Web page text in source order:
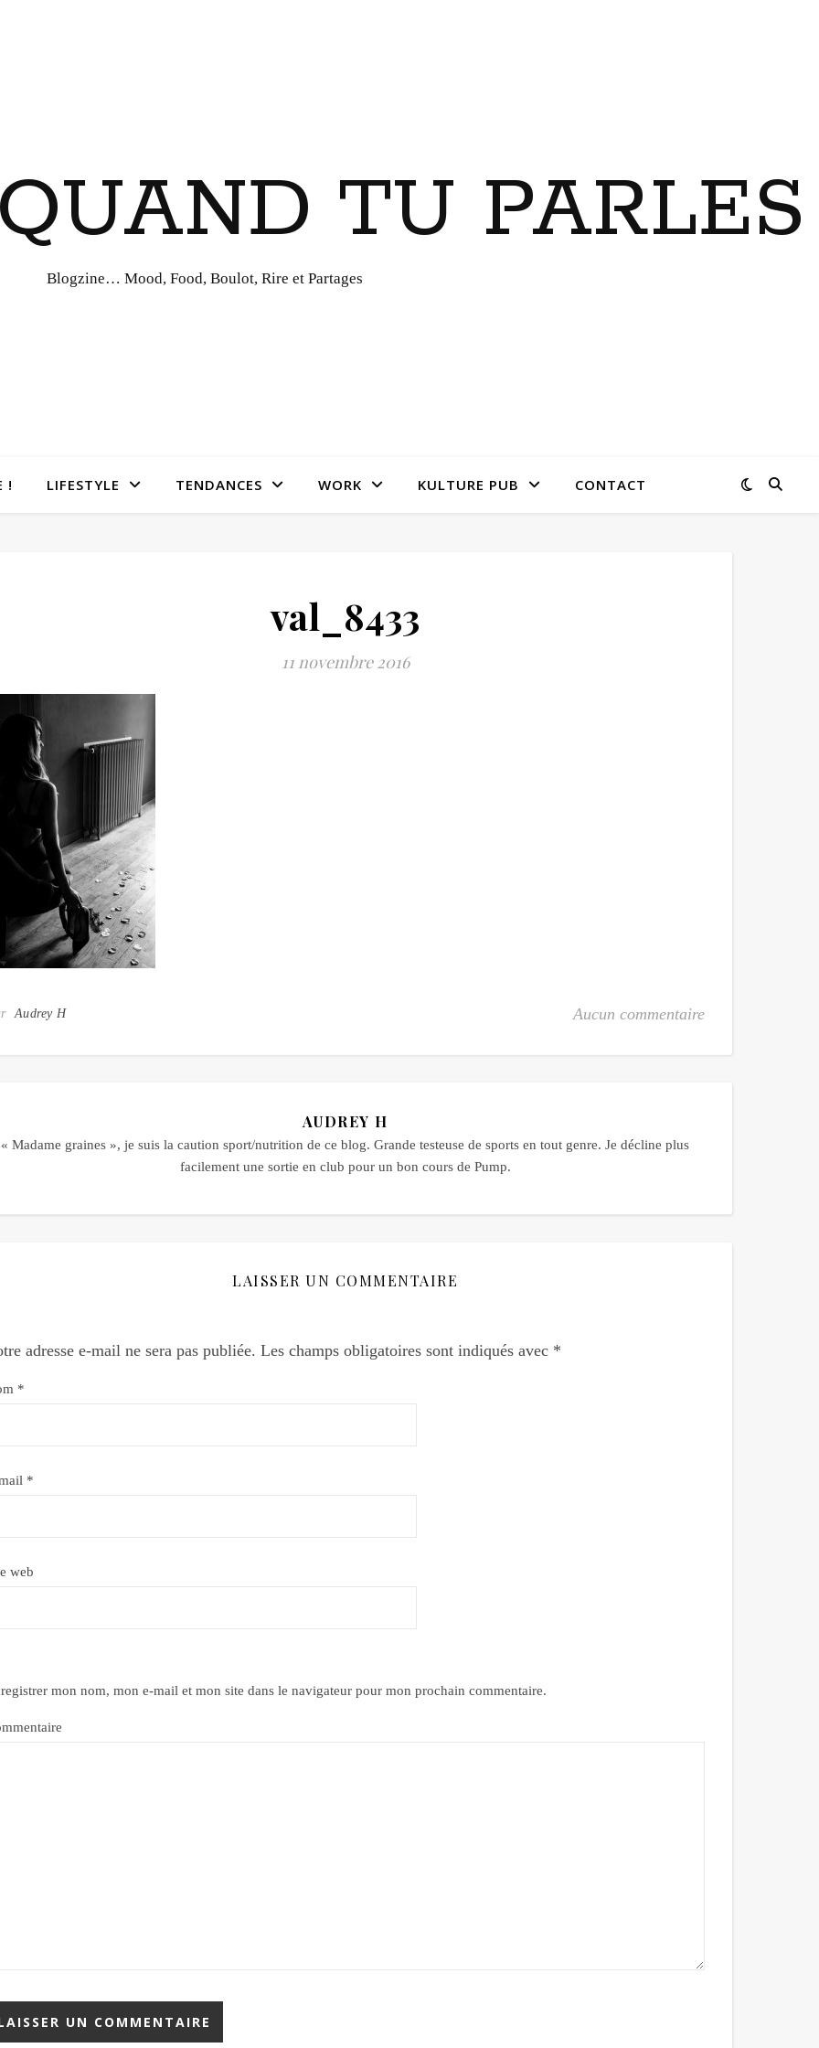
TU PARLES
Blogzine… Mood, Food, Boulot, Rire et Partages
! LIFESTYLE TENDANCES WORK KULTURE PUB CONTACT
val_8433
11 novembre 2016
Audrey H Aucun commentaire
AUDREY H
« Madame graines », je suis la caution sport/nutrition de ce blog. Grande testeuse de sports en tout genre. Je décline plus
facilement une sortie en club pour un bon cours de Pump.
LAISSER UN COMMENTAIRE
adresse e-mail ne sera pas publiée. Les champs obligatoires sont indiqués avec *
*
*
web
mon nom, mon e-mail et mon site dans le navigateur pour mon prochain commentaire.